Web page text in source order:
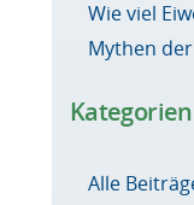
Wie viel
Mythen
Kategorien
Alle